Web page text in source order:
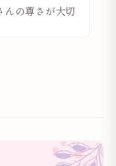
んの尊さが大切